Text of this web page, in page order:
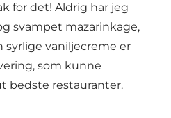
for det! Aldrig har jeg
svampet mazarinkage,
vaniljecreme er
som kunne
bedste restauranter.